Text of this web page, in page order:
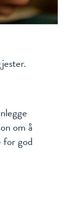
om å
for god